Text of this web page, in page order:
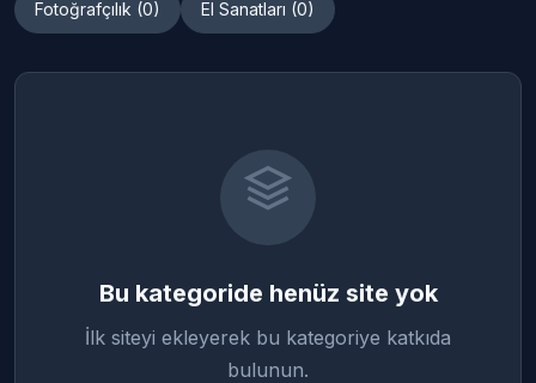
Fotoğrafçılık (0) El Sanatları (0)
Bu kategoride henüz site yok
İlk siteyi ekleyerek bu kategoriye katkıda
bulunun.